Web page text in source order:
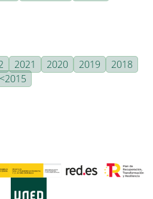
2021 2020 2019
2018
<2015